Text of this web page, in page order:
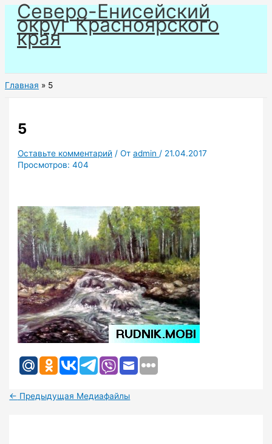
Перейти
содержимому
Северо-Енисейский
округ Красноярского
края
Главная 5
5
Оставьте комментарий / Отadmin / 21.04.2017
Просмотров: 404
← Предыдущая Медиафайлы